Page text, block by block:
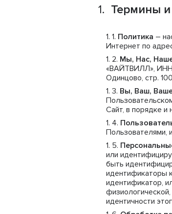
Термины
Политика –
Интернет по
Мы, Нас,
«ВАЙТВИЛЛ», ИНН:
Одинцово, стр.
Вы, Ваш,
Сайт, в порядке и
Пользователями,
или
быть
идентификаторы
идентификатор,
физиологической,
идентичности